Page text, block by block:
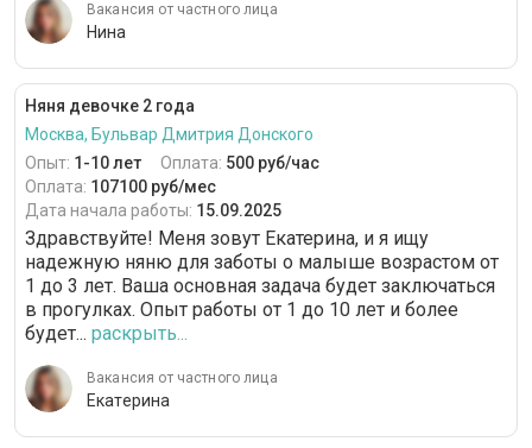
Вакансия от частного лица
Нина
Няня девочке 2 года
Москва, Бульвар Дмитрия Донского
Опыт: 1-10 лет Оплата: 500 руб/час
Оплата: 107100 руб/мес
Дата начала работы: 15.09.2025
Здравствуйте! Меня зовут Екатерина, и я ищу
надежную няню для заботы о малыше возрастом от
1 до 3 лет. Ваша основная задача будет заключаться
в прогулках. Опыт работы от 1 до 10 лет и более
будет... раскрыть...
Вакансия от частного лица
Екатерина